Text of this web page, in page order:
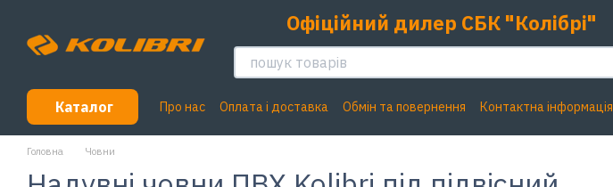
Офіційний дилер СБК "Колібрі"
Каталог Про нас Оплата і доставка Обмін та повернення Контактна інформація
Головна Човни